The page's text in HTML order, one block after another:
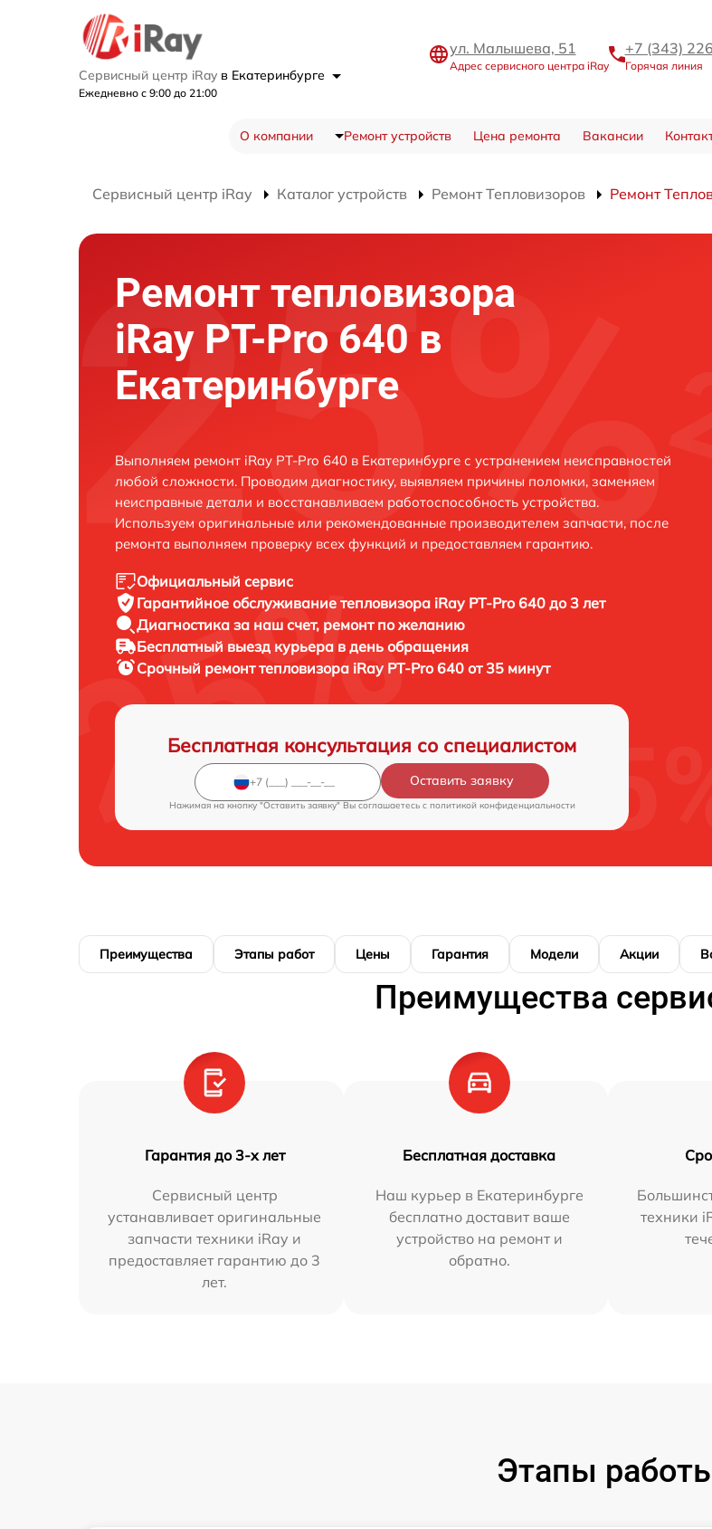
Сервисный центр iRay в Екатеринбурге
Ежедневно с 9:00 до 21:00
ул. Малышева, 51
Адрес сервисного центра iRay
+7 (343)
Горячая линия
О компании Ремонт устройств Цена ремонта Вакансии
Сервисный центр iRay Каталог устройств Ремонт Тепловизоров Ремонт
Ремонт тепловизора
iRay PT-Pro 640 в
Екатеринбурге
Выполняем ремонт iRay PT-Pro 640 в Екатеринбурге с устранением неисправностей
любой сложности. Проводим диагностику, выявляем причины поломки, заменяем
неисправные детали и восстанавливаем работоспособность устройства.
Используем оригинальные или рекомендованные производителем запчасти, после
ремонта выполняем проверку всех функций и предоставляем гарантию.
Официальный сервис
Гарантийное обслуживание тепловизора iRay PT-Pro 640 до 3 лет
Диагностика за наш счет, ремонт по желанию
Бесплатный выезд курьера в день обращения
Срочный ремонттепловизора iRay PT-Pro 640 от 35 минут
Бесплатная консультация со специалистом
Оставить заявку
Нажимая на кнопку "Оставить заявку" Вы соглашаетесь c политикой конфиденциальности
Преимущества Этапы работ Цены Гарантия Модели Акции
Преимущества
Гарантия до 3-х лет
Сервисный центр
устанавливает оригинальные
запчасти техники iRay и
предоставляет гарантию до 3
лет.
Бесплатная доставка
Наш курьер в Екатеринбурге
бесплатно доставит ваше
устройство на ремонт и
обратно.
техники
Этапы